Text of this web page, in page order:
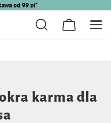
od 99 zł*
karma dla